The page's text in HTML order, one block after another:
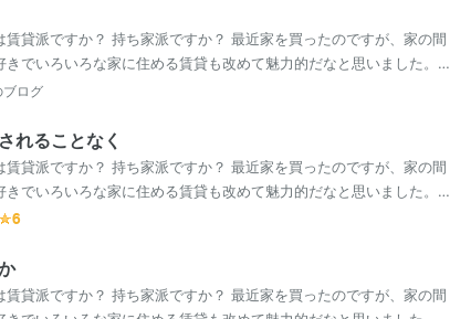
賃貸派ですか？ 持ち家派ですか？ 最近家を買ったのですが、家の間
きでいろいろな家に住める賃貸も改めて魅力的だなと思いました。皆
？」
ログ
れることなく
賃貸派ですか？ 持ち家派ですか？ 最近家を買ったのですが、家の間
きでいろいろな家に住める賃貸も改めて魅力的だなと思いました。皆
か？」 大地震を経験したもの…
賃貸派ですか？ 持ち家派ですか？ 最近家を買ったのですが、家の間